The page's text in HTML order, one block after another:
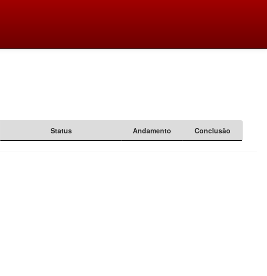
Status Andamento Conclusão